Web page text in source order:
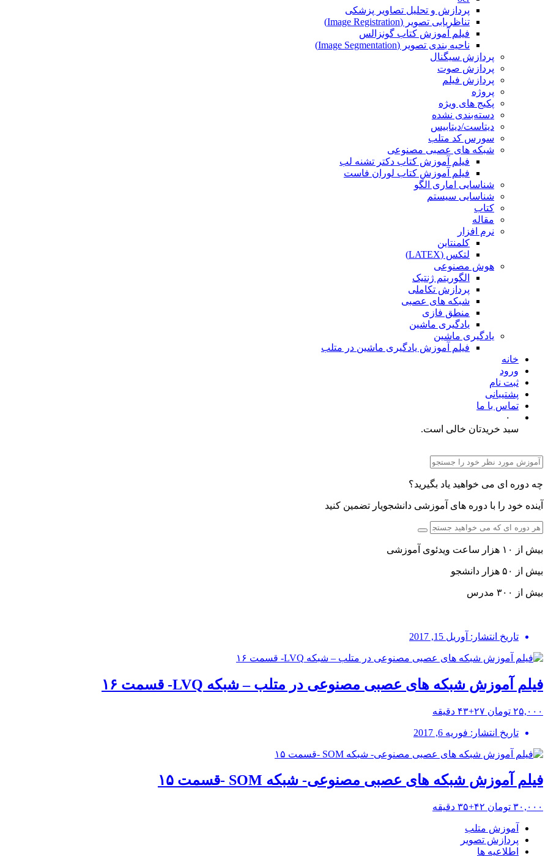
پردازش و تحلیل تصاویر پزشکی
تناظریابی تصویر (Image Registration)
فیلم آموزش کتاب گونزالس
ناحیه بندی تصویر (Image Segmentation)
پردازش سیگنال
پردازش صوت
پردازش فیلم
پروژه
پکیج های ویژه
دسته‌بندی نشده
دیتاست/دیتابیس
سورس کد متلب
شبکه های عصبی مصنوعی
فیلم آموزش کتاب دکتر تشنه لب
فیلم آموزش کتاب لوران فاست
شناسایی اماری الگو
شناسایی سیستم
کتاب
مقاله
نرم افزار
کلمنتاین
لتکس (LATEX)
هوش مصنوعی
الگوریتم ژنتیک
پردازش تکاملی
شبکه های عصبی
منطق فازی
یادگیری ماشین
یادگیری ماشین
فیلم آموزش یادگیری ماشین در متلب
خانه
ورود
ثبت نام
پشتیبانی
تماس با ما
۰
سبد خریدتان خالی است.
چه دوره ای می خواهید یاد بگیرید؟
آینده خود را با دوره های آموزشی دانشجویار تضمین کنید
بیش از ۱۰ هزار ساعت ویدئوی آموزشی
بیش از ۵۰ هزار دانشجو
بیش از ۳۰۰ مدرس
تاریخ انتشار: آوریل 15, 2017
فیلم آموزش شبکه های عصبی مصنوعی در متلب – شبکه LVQ- قسمت ۱۶
۲۵,۰۰۰ تومان ۲۷+۴۳ دقیقه
تاریخ انتشار: فوریه 6, 2017
فیلم آموزش شبکه های عصبی مصنوعی- شبکه SOM -قسمت ۱۵
۳۰,۰۰۰ تومان ۴۲+۳۵ دقیقه
آموزش متلب
پردازش تصویر
اطلاعیه ها